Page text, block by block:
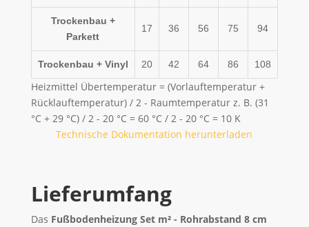
Trockenbau +
Parkett
17 36 56 75 94
Trockenbau + Vinyl 20 42 64 86 108
Heizmittel Übertemperatur = (Vorlauftemperatur +
Rücklauftemperatur) / 2 - Raumtemperatur z. B. (31
°C + 29 °C) / 2 - 20 °C = 60 °C / 2 - 20 °C = 10 K
Technische Dokumentation herunterladen
Lieferumfang
Das Fußbodenheizung Set m² - Rohrabstand 8 cm